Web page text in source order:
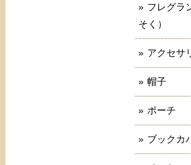
フレグラ
そく）
アクセサ
帽子
ポーチ
ブックカ